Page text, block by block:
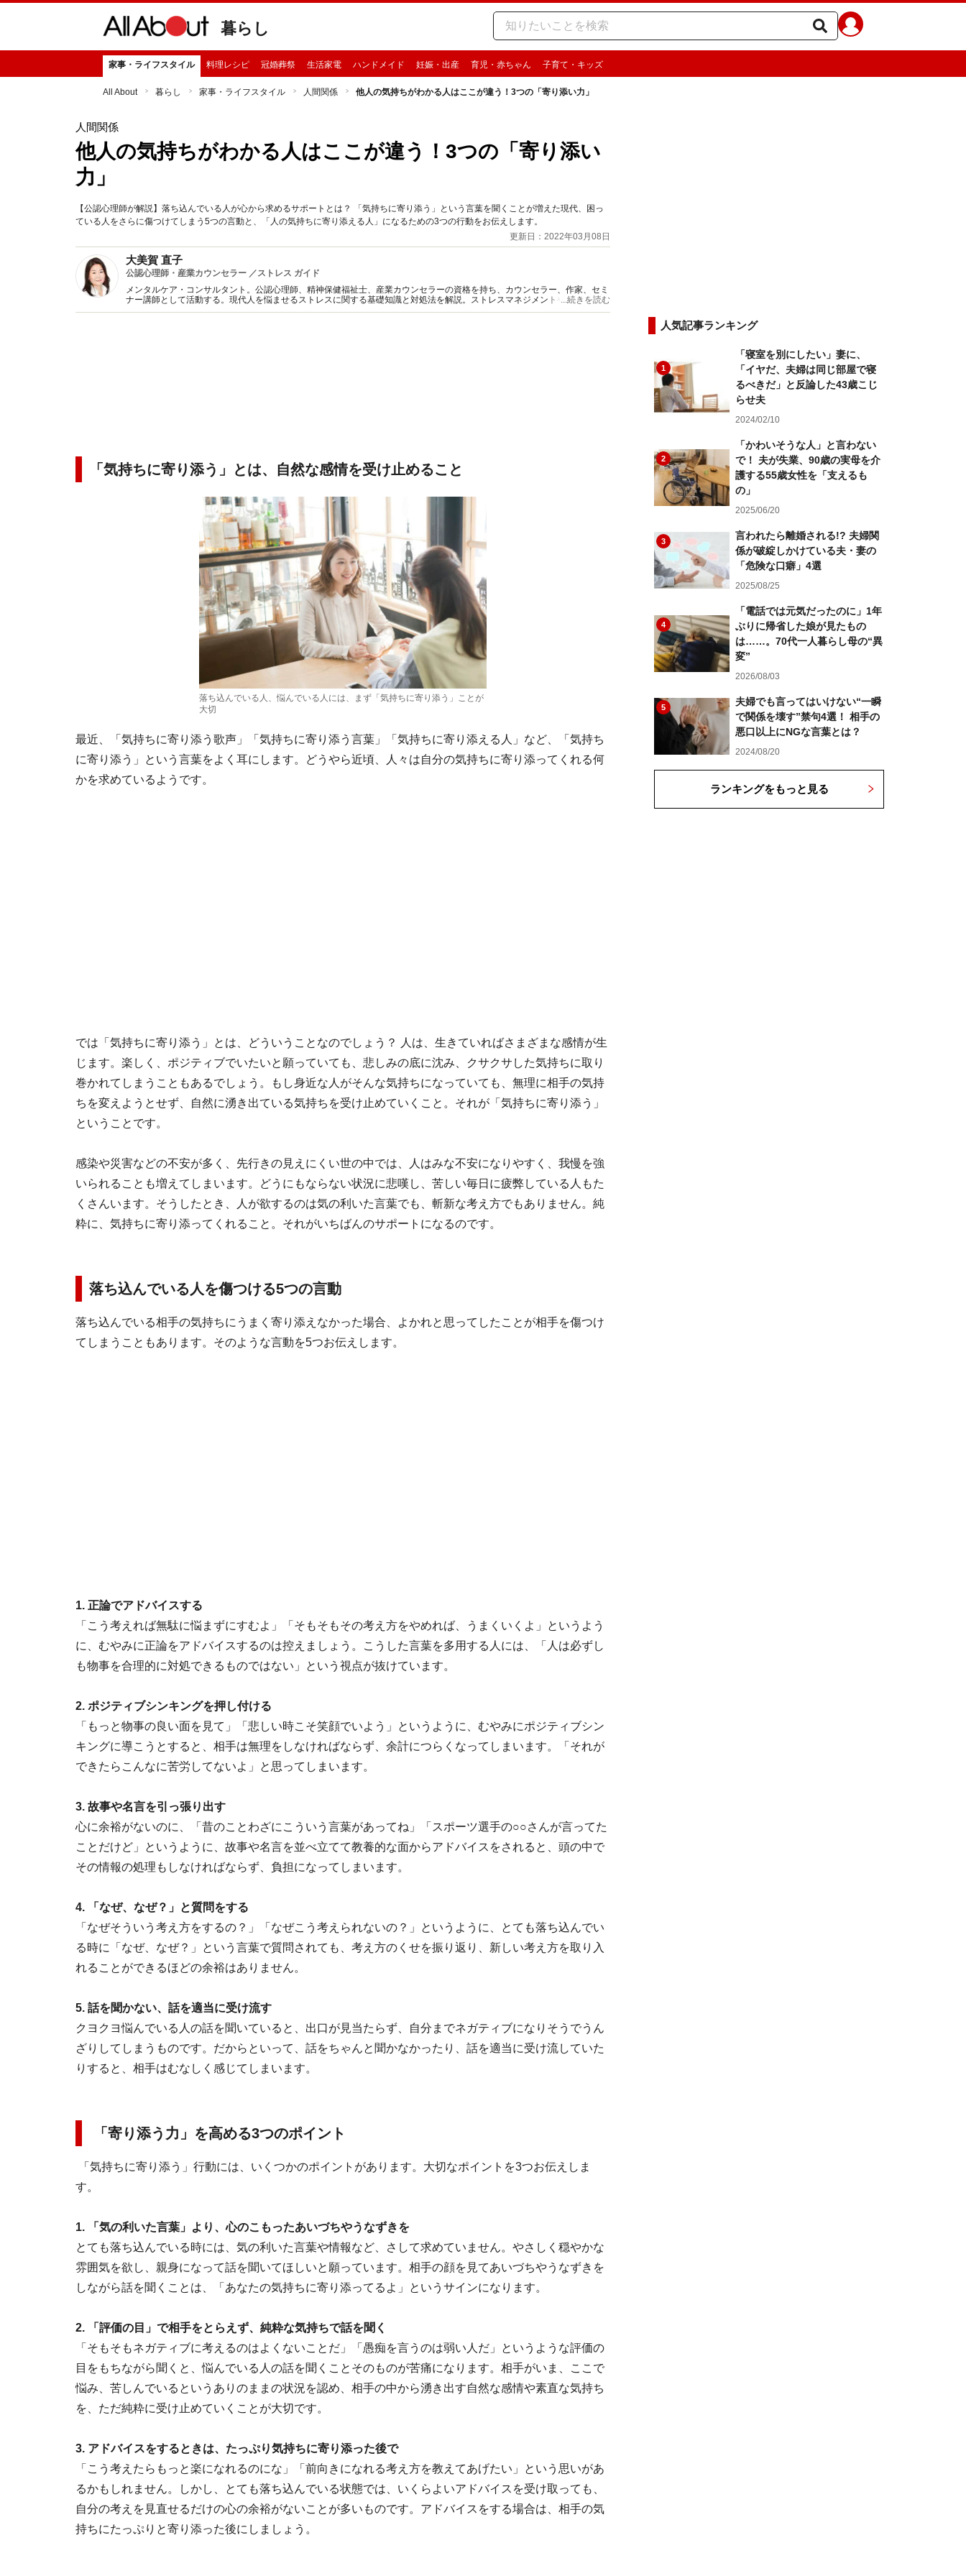
暮らし
家事・ライフスタイル 料理レシピ 冠婚葬祭 生活家電 ハンドメイド 妊娠・出産 育児・赤ちゃん 子育て・キッズ
All About 暮らし 家事・ライフスタイル 人間関係 他人の気持ちがわかる人はここが違う！3つの「寄り添い力」
人間関係
他人の気持ちがわかる人はここが違う！3つの「寄り添い
力」
【公認心理師が解説】落ち込んでいる人が心から求めるサポートとは？ 「気持ちに寄り添う」という言葉を聞くことが増えた現代、困っ
ている人をさらに傷つけてしまう5つの言動と、「人の気持ちに寄り添える人」になるための3つの行動をお伝えします。
更新日：2022年03月08日
大美賀 直子
公認心理師・産業カウンセラー ／ストレス ガイド
メンタルケア・コンサルタント。公認心理師、精神保健福祉士、産業カウンセラーの資格を持ち、カウンセラー、作家、セミ
ナー講師として活動する。現代人を悩ませるストレスに関する基礎知識と対処法を解説。ストレスマネジメントやメンタルケ
アに関する著書・監修多数。
...続きを読む
「気持ちに寄り添う」とは、自然な感情を受け止めること
落ち込んでいる人、悩んでいる人には、まず「気持ちに寄り添う」ことが
大切
最近、「気持ちに寄り添う歌声」「気持ちに寄り添う言葉」「気持ちに寄り添える人」など、「気持ち
に寄り添う」という言葉をよく耳にします。どうやら近頃、人々は自分の気持ちに寄り添ってくれる何
かを求めているようです。
では「気持ちに寄り添う」とは、どういうことなのでしょう？ 人は、生きていればさまざまな感情が生
じます。楽しく、ポジティブでいたいと願っていても、悲しみの底に沈み、クサクサした気持ちに取り
巻かれてしまうこともあるでしょう。もし身近な人がそんな気持ちになっていても、無理に相手の気持
ちを変えようとせず、自然に湧き出ている気持ちを受け止めていくこと。それが「気持ちに寄り添う」
ということです。
感染や災害などの不安が多く、先行きの見えにくい世の中では、人はみな不安になりやすく、我慢を強
いられることも増えてしまいます。どうにもならない状況に悲嘆し、苦しい毎日に疲弊している人もた
くさんいます。そうしたとき、人が欲するのは気の利いた言葉でも、斬新な考え方でもありません。純
粋に、気持ちに寄り添ってくれること。それがいちばんのサポートになるのです。
落ち込んでいる人を傷つける5つの言動
落ち込んでいる相手の気持ちにうまく寄り添えなかった場合、よかれと思ってしたことが相手を傷つけ
てしまうこともあります。そのような言動を5つお伝えします。
1. 正論でアドバイスする
「こう考えれば無駄に悩まずにすむよ」「そもそもその考え方をやめれば、うまくいくよ」というよう
に、むやみに正論をアドバイスするのは控えましょう。こうした言葉を多用する人には、「人は必ずし
も物事を合理的に対処できるものではない」という視点が抜けています。
2. ポジティブシンキングを押し付ける
「もっと物事の良い面を見て」「悲しい時こそ笑顔でいよう」というように、むやみにポジティブシン
キングに導こうとすると、相手は無理をしなければならず、余計につらくなってしまいます。「それが
できたらこんなに苦労してないよ」と思ってしまいます。
3. 故事や名言を引っ張り出す
心に余裕がないのに、「昔のことわざにこういう言葉があってね」「スポーツ選手の○○さんが言ってた
ことだけど」というように、故事や名言を並べ立てて教養的な面からアドバイスをされると、頭の中で
その情報の処理もしなければならず、負担になってしまいます。
4. 「なぜ、なぜ？」と質問をする
「なぜそういう考え方をするの？」「なぜこう考えられないの？」というように、とても落ち込んでい
る時に「なぜ、なぜ？」という言葉で質問されても、考え方のくせを振り返り、新しい考え方を取り入
れることができるほどの余裕はありません。
5. 話を聞かない、話を適当に受け流す
クヨクヨ悩んでいる人の話を聞いていると、出口が見当たらず、自分までネガティブになりそうでうん
ざりしてしまうものです。だからといって、話をちゃんと聞かなかったり、話を適当に受け流していた
りすると、相手はむなしく感じてしまいます。
「寄り添う力」を高める3つのポイント
「気持ちに寄り添う」行動には、いくつかのポイントがあります。大切なポイントを3つお伝えしま
す。
1. 「気の利いた言葉」より、心のこもったあいづちやうなずきを
とても落ち込んでいる時には、気の利いた言葉や情報など、さして求めていません。やさしく穏やかな
雰囲気を欲し、親身になって話を聞いてほしいと願っています。相手の顔を見てあいづちやうなずきを
しながら話を聞くことは、「あなたの気持ちに寄り添ってるよ」というサインになります。
2. 「評価の目」で相手をとらえず、純粋な気持ちで話を聞く
「そもそもネガティブに考えるのはよくないことだ」「愚痴を言うのは弱い人だ」というような評価の
目をもちながら聞くと、悩んでいる人の話を聞くことそのものが苦痛になります。相手がいま、ここで
悩み、苦しんでいるというありのままの状況を認め、相手の中から湧き出す自然な感情や素直な気持ち
を、ただ純粋に受け止めていくことが大切です。
3. アドバイスをするときは、たっぷり気持ちに寄り添った後で
「こう考えたらもっと楽になれるのにな」「前向きになれる考え方を教えてあげたい」という思いがあ
るかもしれません。しかし、とても落ち込んでいる状態では、いくらよいアドバイスを受け取っても、
自分の考えを見直せるだけの心の余裕がないことが多いものです。アドバイスをする場合は、相手の気
持ちにたっぷりと寄り添った後にしましょう。
人気記事ランキング
1
「寝室を別にしたい」妻に、
「イヤだ、夫婦は同じ部屋で寝
るべきだ」と反論した43歳こじ
らせ夫
2024/02/10
2
「かわいそうな人」と言わない
で！ 夫が失業、90歳の実母を介
護する55歳女性を「支えるも
の」
2025/06/20
3
言われたら離婚される!? 夫婦関
係が破綻しかけている夫・妻の
「危険な口癖」4選
2025/08/25
4
「電話では元気だったのに」1年
ぶりに帰省した娘が見たもの
は……。70代一人暮らし母の“異
変”
2026/08/03
5
夫婦でも言ってはいけない“一瞬
で関係を壊す”禁句4選！ 相手の
悪口以上にNGな言葉とは？
2024/08/20
ランキングをもっと見る